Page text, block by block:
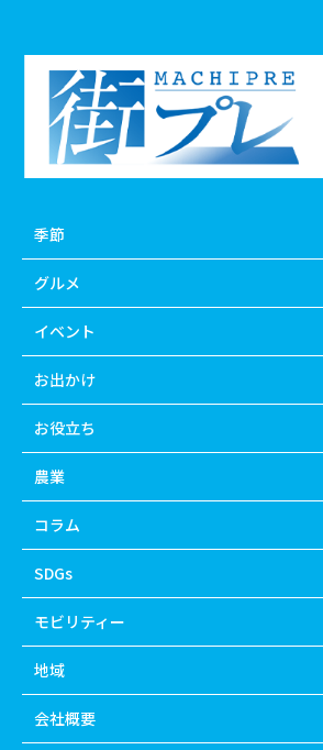
季節
グルメ
イベント
お出かけ
お役立ち
農業
コラム
SDGs
モビリティー
地域
会社概要